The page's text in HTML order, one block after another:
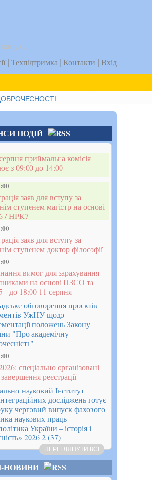
| Техпідтримка | Контакти | Вхід
ПОДІЙ
приймальна комісія
з 09:00 до 14:00
заяв для вступу за
ступенем магістр на основі
/ НРК7
заяв для вступу за
ступенем доктор філософії
вимог для зарахування
на основі ПЗСО та
до 18:00 11 серпня
обговорення проєктів
УжНУ щодо
положень Закону
"Про академічну
спеціально організовані
завершення реєстрації
науковий Інститут
досліджень готує
черговий випуск фахового
наукових праць
України – історія і
2026 2 (37)
ПЕРЕГЛЯНУТИ ВСІ
НОВИНИ